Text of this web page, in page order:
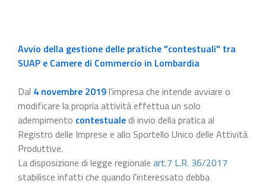
Avvio della gestione delle pratiche "contestuali" tra
SUAP e Camere di Commercio in Lombardia
Dal 4 novembre 2019l’impresa che intende avviare o
modificare la propria attività effettua un solo
adempimento contestualedi invio della pratica al
Registro delle Imprese e allo Sportello Unico delle Attività
Produttive.
La disposizione di legge regionale art.7 L.R. 36/2017
stabilisce infatti che quando l'interessato debba